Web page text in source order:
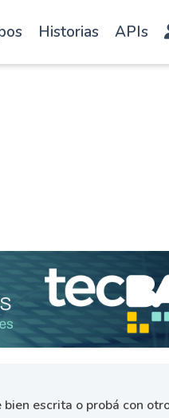
Historias APIs
escrita o probá con